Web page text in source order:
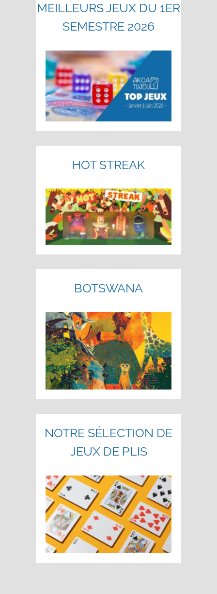
MEILLEURS JEUX DU 1ER
SEMESTRE 2026
HOT STREAK
BOTSWANA
NOTRE SÉLECTION DE
JEUX DE PLIS